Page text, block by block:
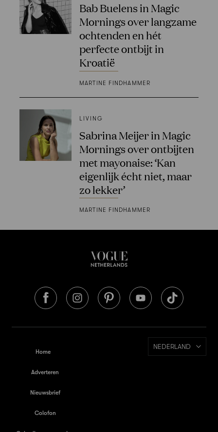
Bab Buelens in Magic
Mornings over langzame
ochtenden en hét
perfecte ontbijt in
Kroatië
MARTINE FINDHAMMER
LIVING
Sabrina Meijer in Magic
Mornings over ontbijten
met mayonaise: ‘Kan
eigenlijk écht niet, maar
zo lekker’
MARTINE FINDHAMMER
Home
Adverteren
Nieuwsbrief
Colofon
NEDERLAND